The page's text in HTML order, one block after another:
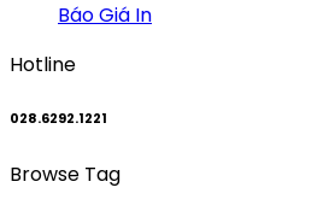
Báo Giá In
Hotline
028.6292.1221
Browse Tag